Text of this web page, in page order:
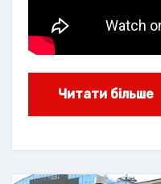
Читати більше